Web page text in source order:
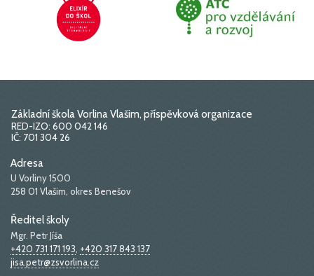
Základní škola Vorlina Vlašim, příspěvková organizace
RED-IZO: 600 042 146
IČ: 701 304 26
Adresa
U Vorliny 1500
258 01 Vlašim, okres Benešov
Ředitel školy
Mgr. Petr Jíša
+420 731 171 193 +420 317 843 137
jisa.petr@zsvorlina.cz